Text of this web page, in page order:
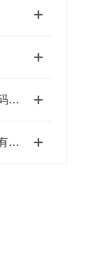
大气等离子清洗机故障代码解读与处理方法
大气等离子清洗机的电极有哪些常见结构